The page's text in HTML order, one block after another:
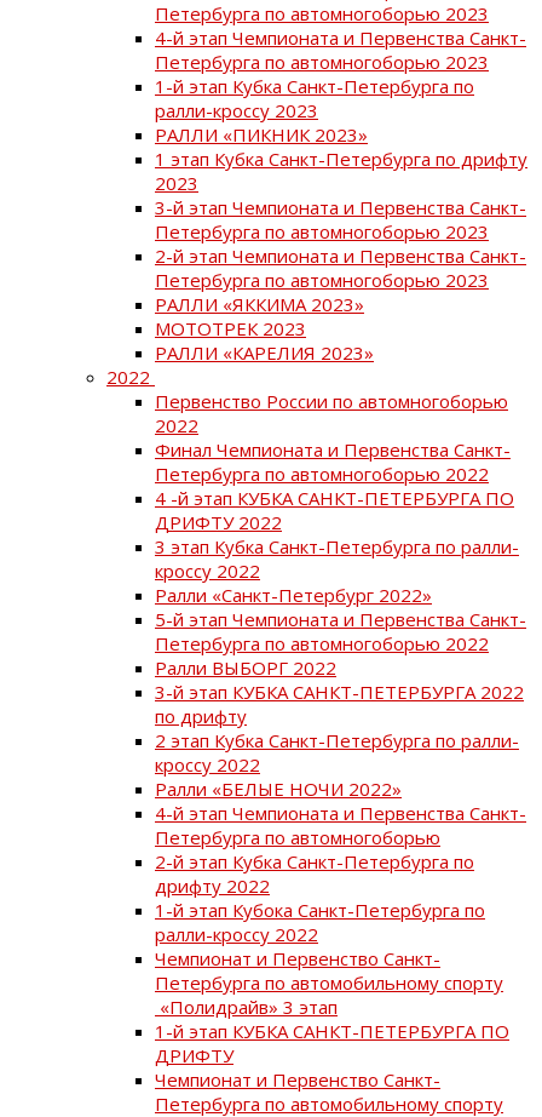
Петербурга по автомногоборью 2023
4-й этап Чемпионата и Первенства Санкт-
Петербурга по автомногоборью 2023
1-й этап Кубка Санкт-Петербурга по
ралли-кроссу 2023
РАЛЛИ «ПИКНИК 2023»
1 этап Кубка Санкт-Петербурга по дрифту
2023
3-й этап Чемпионата и Первенства Санкт-
Петербурга по автомногоборью 2023
2-й этап Чемпионата и Первенства Санкт-
Петербурга по автомногоборью 2023
РАЛЛИ «ЯККИМА 2023»
МОТОТРЕК 2023
РАЛЛИ «КАРЕЛИЯ 2023»
2022
Первенство России по автомногоборью
2022
Финал Чемпионата и Первенства Санкт-
Петербурга по автомногоборью 2022
4 -й этап КУБКА САНКТ-ПЕТЕРБУРГА ПО
ДРИФТУ 2022
3 этап Кубка Санкт-Петербурга по ралли-
кроссу 2022
Ралли «Санкт-Петербург 2022»
5-й этап Чемпионата и Первенства Санкт-
Петербурга по автомногоборью 2022
Ралли ВЫБОРГ 2022
3-й этап КУБКА САНКТ-ПЕТЕРБУРГА 2022
по дрифту
2 этап Кубка Санкт-Петербурга по ралли-
кроссу 2022
Ралли «БЕЛЫЕ НОЧИ 2022»
4-й этап Чемпионата и Первенства Санкт-
Петербурга по автомногоборью
2-й этап Кубка Санкт-Петербурга по
дрифту 2022
1-й этап Кубока Санкт-Петербурга по
ралли-кроссу 2022
Чемпионат и Первенство Санкт-
Петербурга по автомобильному спорту
«Полидрайв» 3 этап
1-й этап КУБКА САНКТ-ПЕТЕРБУРГА ПО
ДРИФТУ
Чемпионат и Первенство Санкт-
Петербурга по автомобильному спорту